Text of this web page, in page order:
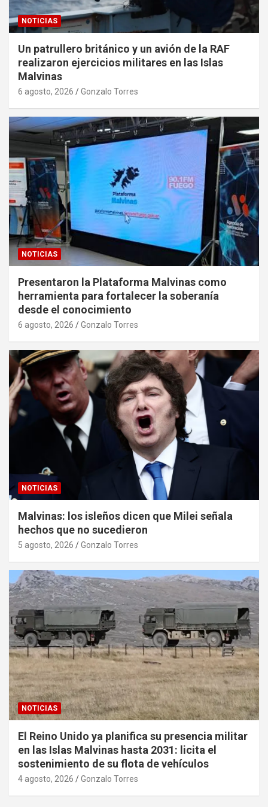
NOTICIAS
Un patrullero británico y un avión de la RAF
realizaron ejercicios militares en las Islas
Malvinas
6 agosto, 2026 Gonzalo Torres
NOTICIAS
Presentaron la Plataforma Malvinas como
herramienta para fortalecer la soberanía
desde el conocimiento
6 agosto, 2026 Gonzalo Torres
NOTICIAS
Malvinas: los isleños dicen que Milei señala
hechos que no sucedieron
5 agosto, 2026 Gonzalo Torres
NOTICIAS
El Reino Unido ya planifica su presencia militar
en las Islas Malvinas hasta 2031: licita el
sostenimiento de su flota de vehículos
4 agosto, 2026 Gonzalo Torres